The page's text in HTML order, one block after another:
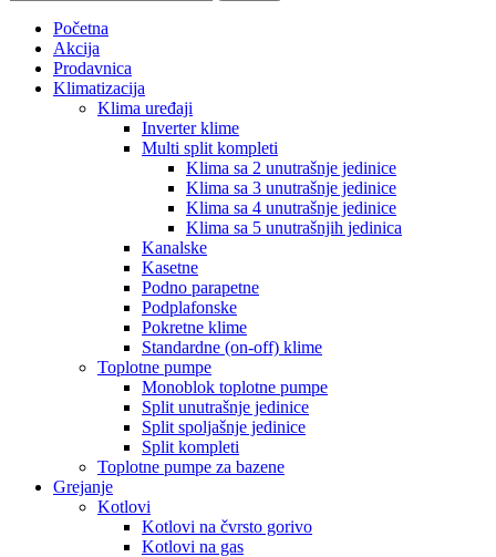
Početna
Akcija
Prodavnica
Klimatizacija
Klima uređaji
Inverter klime
Multi split kompleti
Klima sa 2 unutrašnje jedinice
Klima sa 3 unutrašnje jedinice
Klima sa 4 unutrašnje jedinice
Klima sa 5 unutrašnjih jedinica
Kanalske
Kasetne
Podno parapetne
Podplafonske
Pokretne klime
Standardne (on-off) klime
Toplotne pumpe
Monoblok toplotne pumpe
Split unutrašnje jedinice
Split spoljašnje jedinice
Split kompleti
Toplotne pumpe za bazene
Grejanje
Kotlovi
Kotlovi na čvrsto gorivo
Kotlovi na gas